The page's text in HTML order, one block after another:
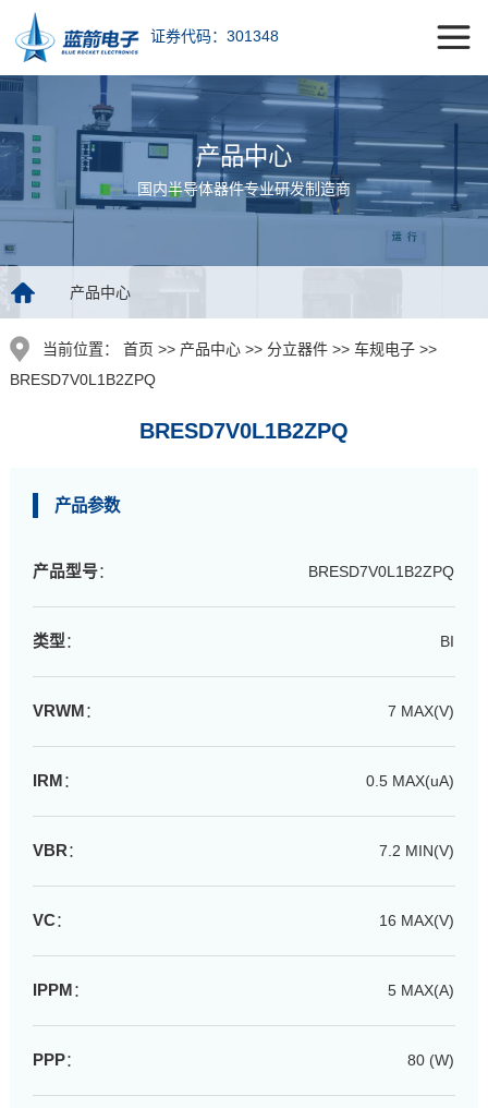
证券代码：301348
产品中心
国内半导体器件专业研发制造商
产品中心
当前位置：
首页 >> 产品中心 >> 分立器件 >> 车规电子 >>
BRESD7V0L1B2ZPQ
BRESD7V0L1B2ZPQ
产品参数
产品型号： BRESD7V0L1B2ZPQ
类型： BI
VRWM： 7 MAX(V)
IRM： 0.5 MAX(uA)
VBR： 7.2 MIN(V)
VC： 16 MAX(V)
IPPM： 5 MAX(A)
PPP： 80 (W)